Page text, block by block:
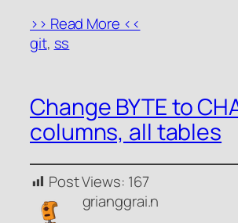
>> Read More <<
git, ss
Change BYTE to
columns, all tables
Post Views: 167
grianggrai.n